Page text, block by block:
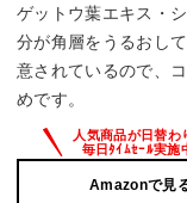
ゲットウ葉エキス・
分が角層をうるおし
意されているので、
めです。
Amazonで見